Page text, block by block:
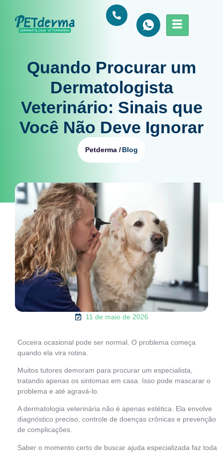
Quando Procurar um
Dermatologista
Veterinário: Sinais que
Você Não Deve Ignorar
Petderma /Blog
11 de maio de 2026
Coceira ocasional pode ser normal. O problema começa
quando ela vira rotina.
Muitos tutores demoram para procurar um especialista,
tratando apenas os sintomas em casa. Isso pode mascarar o
problema e até agravá-lo.
A dermatologia veterinária não é apenas estética. Ela envolve
diagnóstico preciso, controle de doenças crônicas e prevenção
de complicações.
Saber o momento certo de buscar ajuda especializada faz toda